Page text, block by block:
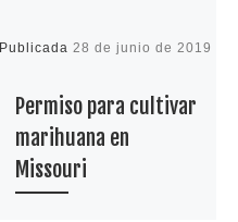
Publicada28 de junio de 2019
Permiso para cultivar
marihuana en
Missouri